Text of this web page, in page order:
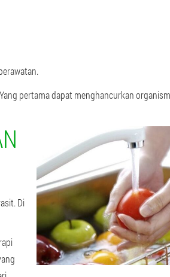
pertama dapat menghancurkan
Di